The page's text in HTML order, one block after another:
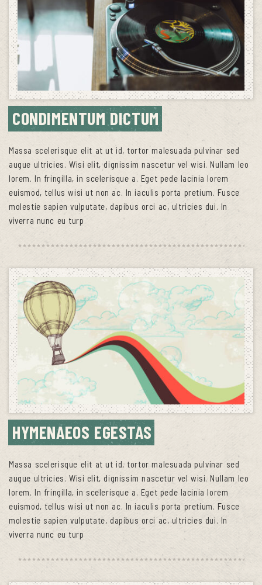
CONDIMENTUM DICTUM
Massa scelerisque elit at ut id, tortor malesuada pulvinar sed
augue ultricies. Wisi elit, dignissim nascetur vel wisi. Nullam leo
lorem. In fringilla, in scelerisque a. Eget pede lacinia lorem
euismod, tellus wisi ut non ac. In iaculis porta pretium. Fusce
molestie sapien vulputate, dapibus orci ac, ultricies dui. In
viverra nunc eu turp
HYMENAEOS EGESTAS
Massa scelerisque elit at ut id, tortor malesuada pulvinar sed
augue ultricies. Wisi elit, dignissim nascetur vel wisi. Nullam leo
lorem. In fringilla, in scelerisque a. Eget pede lacinia lorem
euismod, tellus wisi ut non ac. In iaculis porta pretium. Fusce
molestie sapien vulputate, dapibus orci ac, ultricies dui. In
viverra nunc eu turp